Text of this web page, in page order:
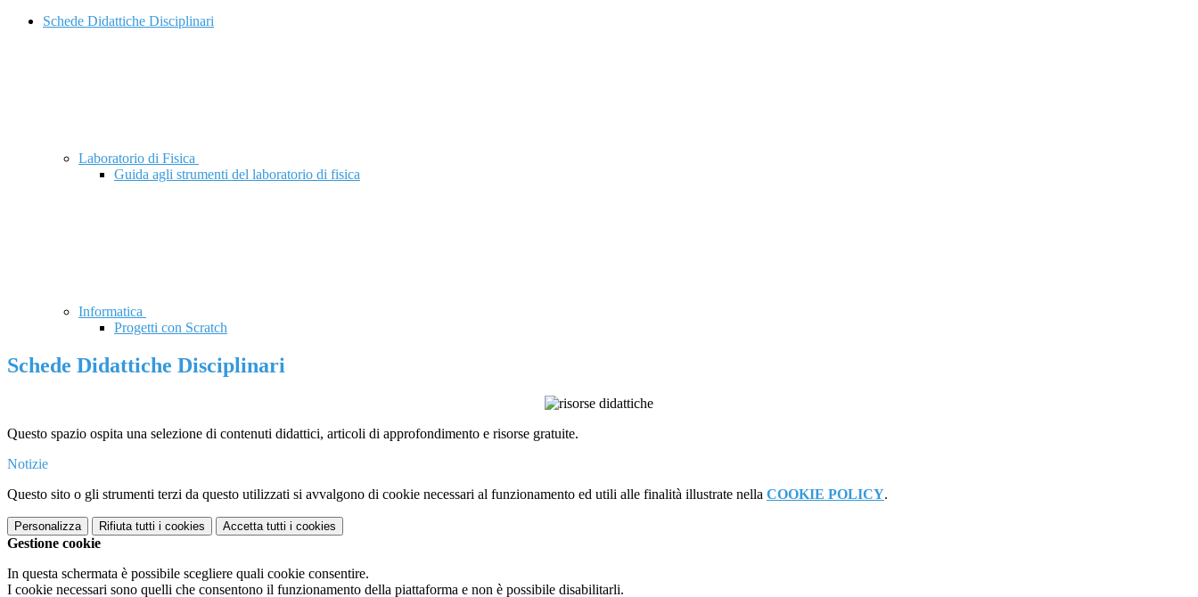
Schede Didattiche Disciplinari
Laboratorio di Fisica
Guida agli strumenti del laboratorio di fisica
Informatica
Progetti con Scratch
Schede Didattiche Disciplinari
Questo spazio ospita una selezione di contenuti didattici, articoli di approfondimento e risorse gratuite.
Notizie
Questo sito o gli strumenti terzi da questo utilizzati si avvalgono di cookie necessari al funzionamento ed utili alle finalità illustrate nella COOKIE POLICY.
Personalizza Rifiuta tutti i cookies Accetta tutti i cookies
Gestione cookie
In questa schermata è possibile scegliere quali cookie consentire.
I cookie necessari sono quelli che consentono il funzionamento della piattaforma e non è possibile disabilitarli.